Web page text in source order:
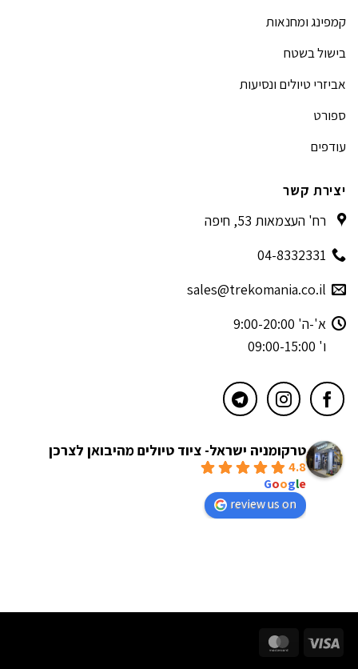
קמפינג ומחנאות
בישול בשטח
אביזרי טיולים ונסיעות
ספורט
עודפים
יצירת קשר
רח' העצמאות 53, חיפה
04-8332331
sales@trekomania.co.il
א'-ה' 9:00-20:00
ו' 09:00-15:00
טרקומניה ישראל- ציוד טיולים מהיבואן לצרכן
4.8
Google
review us on
Visa